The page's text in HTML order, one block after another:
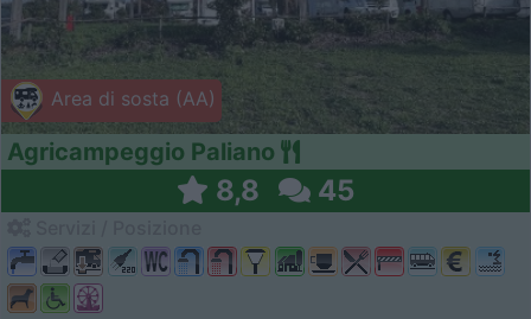
Area di sosta (AA)
Agricampeggio Paliano
8,8 45